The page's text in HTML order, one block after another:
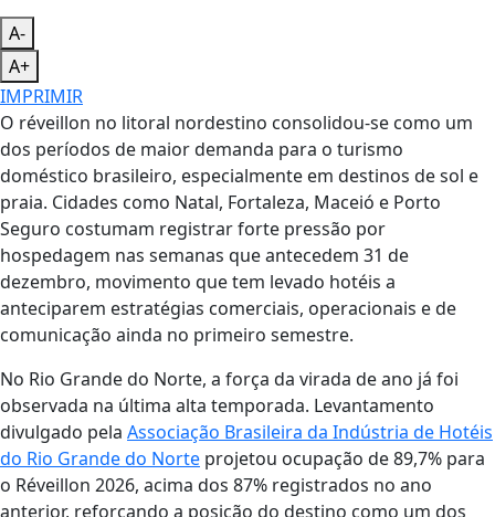
A-
A+
IMPRIMIR
O réveillon no litoral nordestino consolidou-se como um
dos períodos de maior demanda para o turismo
doméstico brasileiro, especialmente em destinos de sol e
praia. Cidades como Natal, Fortaleza, Maceió e Porto
Seguro costumam registrar forte pressão por
hospedagem nas semanas que antecedem 31 de
dezembro, movimento que tem levado hotéis a
anteciparem estratégias comerciais, operacionais e de
comunicação ainda no primeiro semestre.
No Rio Grande do Norte, a força da virada de ano já foi
observada na última alta temporada. Levantamento
divulgado pela Associação Brasileira da Indústria de Hotéis
do Rio Grande do Norte projetou ocupação de 89,7% para
o Réveillon 2026, acima dos 87% registrados no ano
anterior, reforçando a posição do destino como um dos